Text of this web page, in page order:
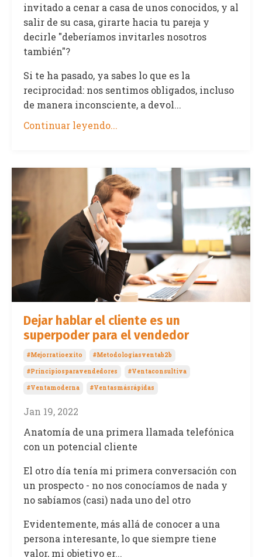
invitado a cenar a casa de unos conocidos, y al
salir de su casa, girarte hacia tu pareja y
decirle "deberíamos invitarles nosotros
también"?
Si te ha pasado, ya sabes lo que es la
reciprocidad: nos sentimos obligados, incluso
de manera inconsciente, a devol...
Continuar leyendo...
Dejar hablar el cliente es un
superpoder para el vendedor
#mejorratioexito #metodologiasventab2b
#principiosparavendedores #ventaconsultiva
#ventamoderna #ventasmásrápidas
Jan 19, 2022
Anatomía de una primera llamada telefónica
con un potencial cliente
El otro día tenía mi primera conversación con
un prospecto - no nos conocíamos de nada y
no sabíamos (casi) nada uno del otro
Evidentemente, más allá de conocer a una
persona interesante, lo que siempre tiene
valor, mi objetivo er...